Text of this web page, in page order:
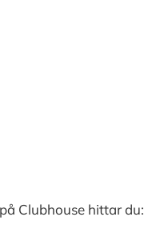
Clubhouse hittar du: